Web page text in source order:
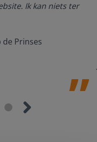
Ik kan niets ter
Prinses